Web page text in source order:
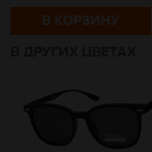
В КОРЗИНУ